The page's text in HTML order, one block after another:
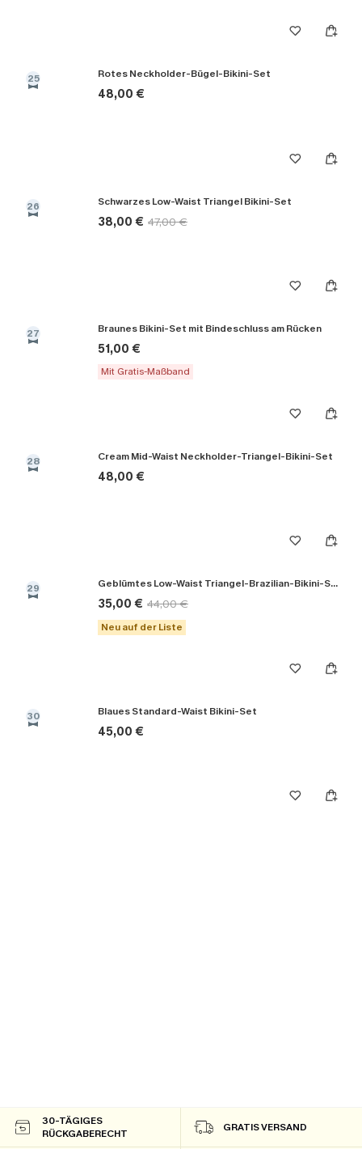
25 Rotes Neckholder-Bügel-Bikini-Set
48,00 €
26 Schwarzes Low-Waist Triangel Bikini-Set
38,00 € 47,00 €
27 Braunes Bikini-Set mit Bindeschluss am Rücken
51,00 €
Mit Gratis-Maßband
28 Cream Mid-Waist Neckholder-Triangel-Bikini-Set
48,00 €
29 Geblümtes Low-Waist Triangel-Brazilian-Bikini-Set
35,00 € 44,00 €
Neu auf der Liste
30 Blaues Standard-Waist Bikini-Set
45,00 €
30-TÄGIGES
RÜCKGABERECHT
GRATIS VERSAND